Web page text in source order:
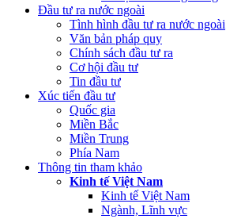
Đầu tư ra nước ngoài
Tình hình đầu tư ra nước ngoài
Văn bản pháp quy
Chính sách đầu tư ra
Cơ hội đầu tư
Tin đầu tư
Xúc tiến đầu tư
Quốc gia
Miền Bắc
Miền Trung
Phía Nam
Thông tin tham khảo
Kinh tế Việt Nam
Kinh tế Việt Nam
Ngành, Lĩnh vực